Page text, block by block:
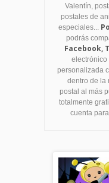
Valentín,
postales de
especiales...
podrás
Facebook,
electrónico
personalizada
dentro de la
postal al más
totalmente
cuenta